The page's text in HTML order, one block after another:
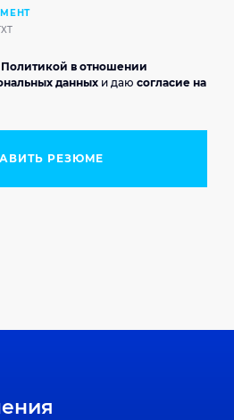
Политикой в отношении
данных и даю согласие на
РЕЗЮМЕ